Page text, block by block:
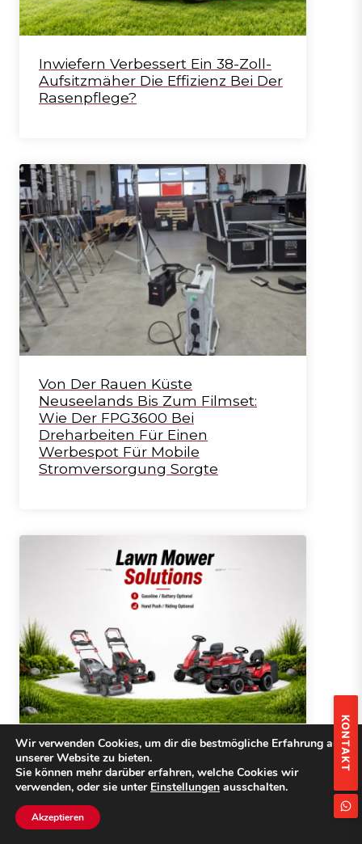
Inwiefern Verbessert Ein 38-Zoll-
Aufsitzmäher Die Effizienz Bei Der
Rasenpflege?
Von Der Rauen Küste
Neuseelands Bis Zum Filmset:
Wie Der FPG3600 Bei
Dreharbeiten Für Einen
Werbespot Für Mobile
Stromversorgung Sorgte
Der Beste Zeitpunkt Zum
Rasenmähen: Der Umfassende
Leitfaden Für Einen Gesünderen
Rasen
KONTAKT
Wir verwenden Cookies, um dir die bestmögliche Erfahrung auf
unserer Website zu bieten.
Sie können mehr darüber erfahren, welche Cookies wir
verwenden, oder sie unter Einstellungen ausschalten.
Akzeptieren